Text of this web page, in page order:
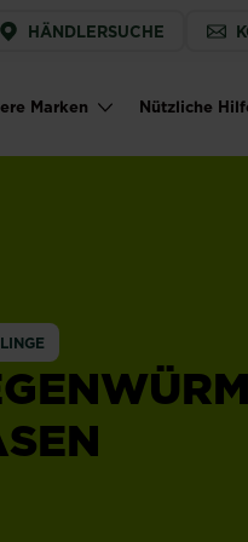
HÄNDLERSUCHE
Marken Nützliche